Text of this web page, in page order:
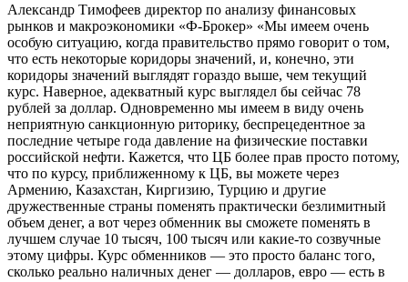
Александр Тимофеев директор по анализу финансовых
рынков и макроэкономики «Ф-Брокер» «Мы имеем очень
особую ситуацию, когда правительство прямо говорит о том,
что есть некоторые коридоры значений, и, конечно, эти
коридоры значений выглядят гораздо выше, чем текущий
курс. Наверное, адекватный курс выглядел бы сейчас 78
рублей за доллар. Одновременно мы имеем в виду очень
неприятную санкционную риторику, беспрецедентное за
последние четыре года давление на физические поставки
российской нефти. Кажется, что ЦБ более прав просто потому,
что по курсу, приближенному к ЦБ, вы можете через
Армению, Казахстан, Киргизию, Турцию и другие
дружественные страны поменять практически безлимитный
объем денег, а вот через обменник вы сможете поменять в
лучшем случае 10 тысяч, 100 тысяч или какие-то созвучные
этому цифры. Курс обменников — это просто баланс того,
сколько реально наличных денег — долларов, евро — есть в